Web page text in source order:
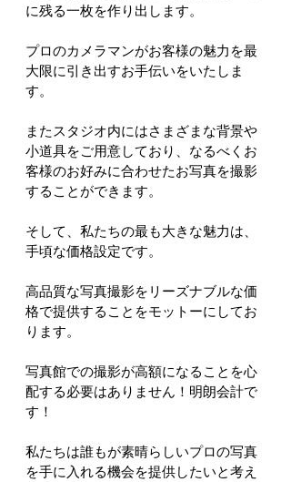
に残る一枚を作り出します。
プロのカメラマンがお客様の魅力を最
大限に引き出すお手伝いをいたしま
す。
またスタジオ内にはさまざまな背景や
小道具をご用意しており、なるべくお
客様のお好みに合わせたお写真を撮影
することができます。
そして、私たちの最も大きな魅力は、
手頃な価格設定です。
高品質な写真撮影をリーズナブルな価
格で提供することをモットーにしてお
ります。
写真館での撮影が高額になることを心
配する必要はありません！明朗会計で
す！
私たちは誰もが素晴らしいプロの写真
を手に入れる機会を提供したいと考え